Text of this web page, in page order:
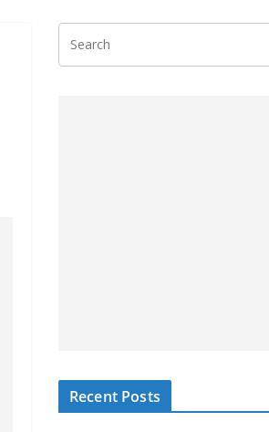
Recent Posts